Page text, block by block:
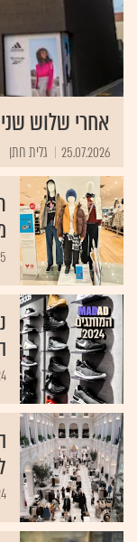
אחרי שלוש
25.07.2026 גלית חתן